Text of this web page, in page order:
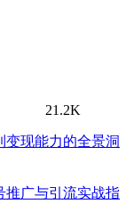
21.2K
变现能力的全景洞